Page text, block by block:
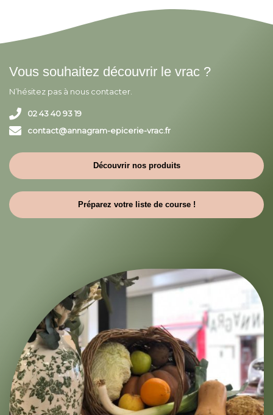
Vous souhaitez découvrir le vrac ?
N’hésitez pas à nous contacter.
02 43 40 93 19
contact@annagram-epicerie-vrac.fr
Découvrir nos produits
Préparez votre liste de course !